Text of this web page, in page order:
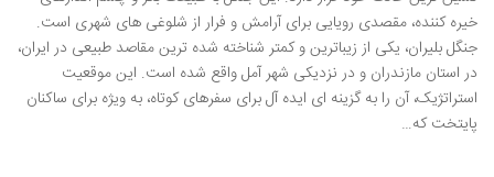
خیره کننده، مقصدی رویایی برای آرامش و فرار از شلوغی های شهری است.
جنگل بلیران، یکی از زیباترین و کمتر شناخته شده ترین مقاصد طبیعی در ایران،
در استان مازندران و در نزدیکی شهر آمل واقع شده است. این موقعیت
استراتژیک، آن را به گزینه ای ایده آل برای سفرهای کوتاه، به ویژه برای ساکنان
پایتخت که…